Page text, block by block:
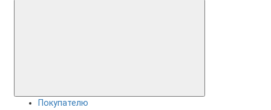
Покупателю